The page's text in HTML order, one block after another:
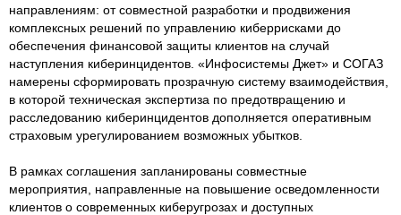
направлениям: от совместной разработки и продвижения
комплексных решений по управлению киберрисками до
обеспечения финансовой защиты клиентов на случай
наступления киберинцидентов. «Инфосистемы Джет» и СОГАЗ
намерены сформировать прозрачную систему взаимодействия,
в которой техническая экспертиза по предотвращению и
расследованию киберинцидентов дополняется оперативным
страховым урегулированием возможных убытков.
В рамках соглашения запланированы совместные
мероприятия, направленные на повышение осведомленности
клиентов о современных киберугрозах и доступных